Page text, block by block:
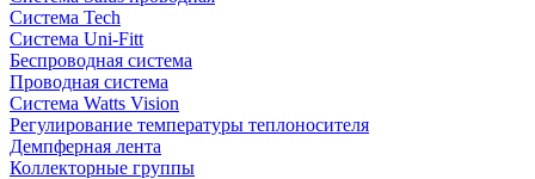
Система Tech
Система Uni-Fitt
Беспроводная система
Проводная система
Система Watts Vision
Регулирование температуры теплоносителя
Демпферная лента
Коллекторные группы